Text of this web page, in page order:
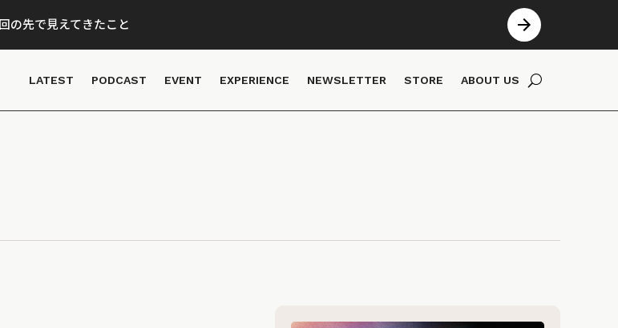
の先で見えてきたこと
LATEST PODCAST EVENT EXPERIENCE NEWSLETTER STORE ABOUT US